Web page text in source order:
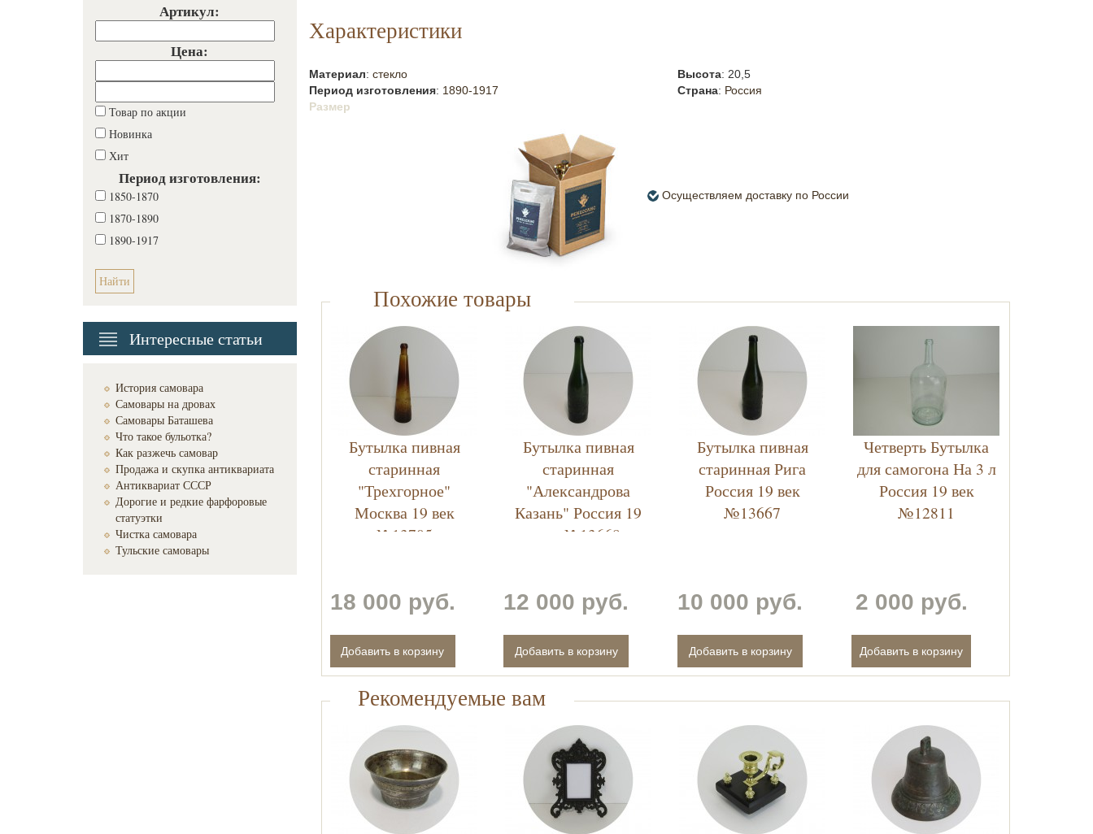
Артикул:
Цена:
Товар по акции
Новинка
Хит
Период изготовления:
1850-1870
1870-1890
1890-1917
Интересные статьи
История самовара
Самовары на дровах
Самовары Баташева
Что такое бульотка?
Как разжечь самовар
Продажа и скупка антиквариата
Антиквариат СССР
Дорогие и редкие фарфоровые
статуэтки
Чистка самовара
Тульские самовары
Характеристики
Материал: стекло
Период изготовления: 1890-1917
Размер
Высота: 20,5
Страна: Россия
Осуществляем доставку по России
Похожие товары
Бутылка пивная
старинная
"Трехгорное"
Москва 19 век
№13705
18 000 руб.
Бутылка пивная
старинная
"Александрова
Казань" Россия 19
век №13668
12 000 руб.
Бутылка пивная
старинная Рига
Россия 19 век
№13667
10 000 руб.
Четверть Бутылка
для самогона На 3 л
Россия 19 век
№12811
2 000 руб.
Рекомендуемые вам